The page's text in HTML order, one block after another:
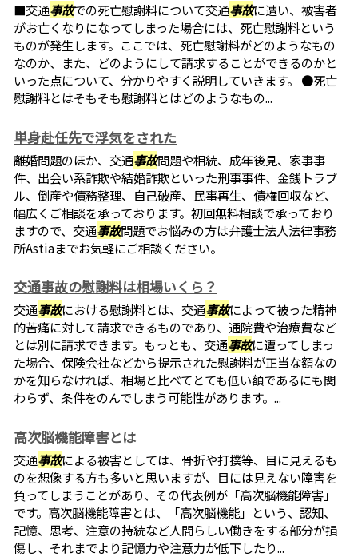
■交通事故での死亡慰謝料について交通事故に遭い、被害者
がお亡くなりになってしまった場合には、死亡慰謝料という
ものが発生します。ここでは、死亡慰謝料がどのようなもの
なのか、また、どのようにして請求することができるのかと
いった点について、分かりやすく説明していきます。 ●死亡
慰謝料とはそもそも慰謝料とはどのようなもの...
単身赴任先で浮気をされた
離婚問題のほか、交通事故問題や相続、成年後見、家事事
件、出会い系詐欺や結婚詐欺といった刑事事件、金銭トラブ
ル、倒産や債務整理、自己破産、民事再生、債権回収など、
幅広くご相談を承っております。初回無料相談で承っており
ますので、交通事故問題でお悩みの方は弁護士法人法律事務
所Astiaまでお気軽にご相談ください。
交通事故の慰謝料は相場いくら？
交通事故における慰謝料とは、交通事故によって被った精神
的苦痛に対して請求できるものであり、通院費や治療費など
とは別に請求できます。もっとも、交通事故に遭ってしまっ
た場合、保険会社などから提示された慰謝料が正当な額なの
かを知らなければ、相場と比べてとても低い額であるにも関
わらず、条件をのんでしまう可能性があります。...
高次脳機能障害とは
交通事故による被害としては、骨折や打撲等、目に見えるも
のを想像する方も多いと思いますが、目には見えない障害を
負ってしまうことがあり、その代表例が「高次脳機能障害」
です。高次脳機能障害とは、「高次脳機能」という、認知、
記憶、思考、注意の持続など人間らしい働きをする部分が損
傷し、それまでより記憶力や注意力が低下したり...